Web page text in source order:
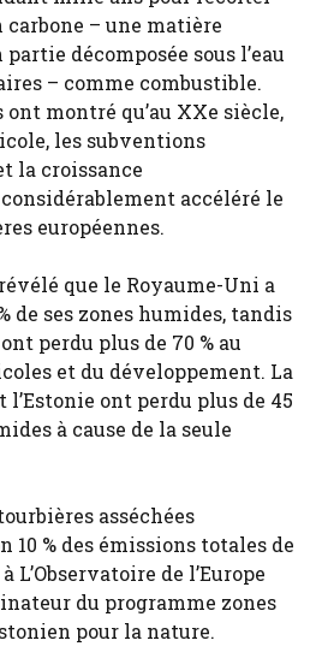
– une matière
décomposée sous l’eau
– comme combustible.
montré qu’au XXe siècle,
les subventions
la croissance
accéléré le
européennes.
que le Royaume-Uni a
de ses zones humides, tandis
perdu plus de 70 % au
et du développement. La
l’Estonie ont perdu plus de 45
à cause de la seule
asséchées
% des émissions totales de
L’Observatoire de l’Europe
du programme zones
pour la nature.